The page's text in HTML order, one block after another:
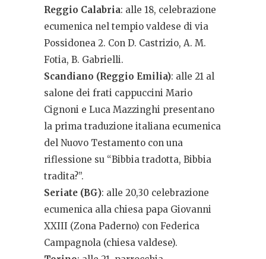
Reggio Calabria: alle 18, celebrazione
ecumenica nel tempio valdese di via
Possidonea 2. Con D. Castrizio, A. M.
Fotia, B. Gabrielli.
Scandiano (Reggio Emilia): alle 21 al
salone dei frati cappuccini Mario
Cignoni e Luca Mazzinghi presentano
la prima traduzione italiana ecumenica
del Nuovo Testamento con una
riflessione su “Bibbia tradotta, Bibbia
tradita?”.
Seriate (BG): alle 20,30 celebrazione
ecumenica alla chiesa papa Giovanni
XXIII (Zona Paderno) con Federica
Campagnola (chiesa valdese).